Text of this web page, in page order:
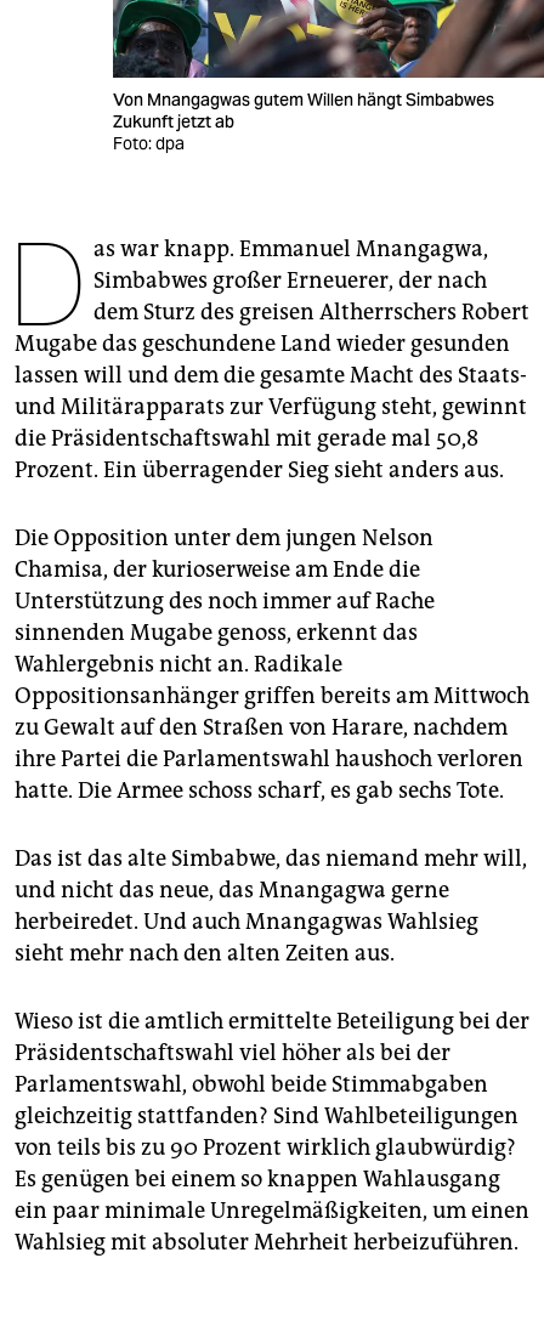
veranstaltungen
genossenschaft
epaper login
Von Mnangagwas gutem Willen hängt Simbabwes
Zukunft jetzt ab
Foto: dpa
D as war knapp. Emmanuel Mnangagwa,
Simbabwes großer Erneuerer, der nach
dem Sturz des greisen Altherrschers Robert
Mugabe das geschundene Land wieder gesunden
lassen will und dem die gesamte Macht des Staats-
und Militärapparats zur Verfügung steht, gewinnt
die Präsidentschaftswahl mit gerade mal 50,8
Prozent. Ein überragender Sieg sieht anders aus.
Die Opposition unter dem jungen Nelson
Chamisa, der kurioserweise am Ende die
Unterstützung des noch immer auf Rache
sinnenden Mugabe genoss, erkennt das
Wahlergebnis nicht an. Radikale
Oppositionsanhänger griffen bereits am Mittwoch
zu Gewalt auf den Straßen von Harare, nachdem
ihre Partei die Parlamentswahl haushoch verloren
hatte. Die Armee schoss scharf, es gab sechs Tote.
Das ist das alte Simbabwe, das niemand mehr will,
und nicht das neue, das Mnangagwa gerne
herbeiredet. Und auch Mnangagwas Wahlsieg
sieht mehr nach den alten Zeiten aus.
Wieso ist die amtlich ermittelte Beteiligung bei der
Präsidentschaftswahl viel höher als bei der
Parlamentswahl, obwohl beide Stimmabgaben
gleichzeitig stattfanden? Sind Wahlbeteiligungen
von teils bis zu 90 Prozent wirklich glaubwürdig?
Es genügen bei einem so knappen Wahlausgang
ein paar minimale Unregelmäßigkeiten, um einen
Wahlsieg mit absoluter Mehrheit herbeizuführen.